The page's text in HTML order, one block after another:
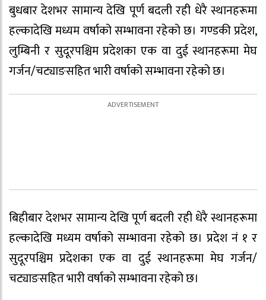
बुधबार देशभर सामान्य देखि पूर्ण बदली रही धेरै स्थानहरूमा
हल्कादेखि मध्यम वर्षाको सम्भावना रहेको छ। गण्डकी प्रदेश,
लुम्बिनी र सुदूरपश्चिम प्रदेशका एक वा दुई स्थानहरूमा मेघ
गर्जन/चट्याङसहित भारी वर्षाको सम्भावना रहेको छ।
बिहीबार देशभर सामान्य देखि पूर्ण बदली रही धेरै स्थानहरूमा
हल्कादेखि मध्यम वर्षाको सम्भावना रहेको छ। प्रदेश नं १ र
सुदूरपश्चिम प्रदेशका एक वा दुई स्थानहरूमा मेघ गर्जन/
चट्याङसहित भारी वर्षाको सम्भावना रहेको छ।